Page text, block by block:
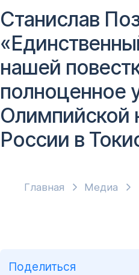
Главная Медиа
Станислав
нашей
полноценное
Олимпийской
России в
Поделиться